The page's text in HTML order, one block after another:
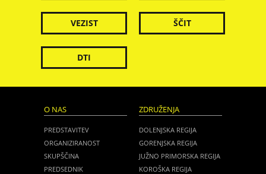
VEZIST ŠČIT
DTI
O NAS
PREDSTAVITEV
ORGANIZIRANOST
SKUPŠČINA
PREDSEDNIK
ZDRUŽENJA
DOLENJSKA REGIJA
GORENJSKA REGIJA
JUŽNO PRIMORSKA REGIJA
KOROŠKA REGIJA